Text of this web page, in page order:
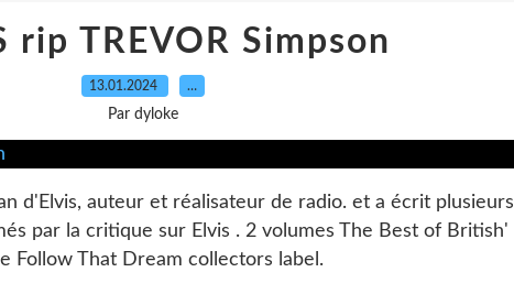
rip TREVOR Simpson
13.01.2024 …
Par dyloke
d'Elvis, auteur et réalisateur de radio. et a écrit plusieurs
par la critique sur Elvis . 2 volumes The Best of British'
Follow That Dream collectors label.